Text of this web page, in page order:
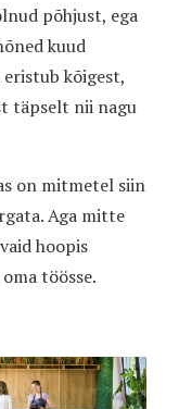
põhjust, ega
kuud
kõigest,
täpselt nii nagu
on mitmetel siin
Aga mitte
hoopis
töösse.